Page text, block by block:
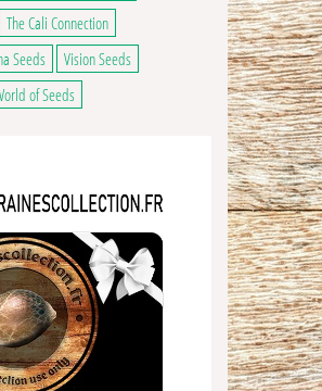
The Cali Connection
Seeds
Vision Seeds
of Seeds